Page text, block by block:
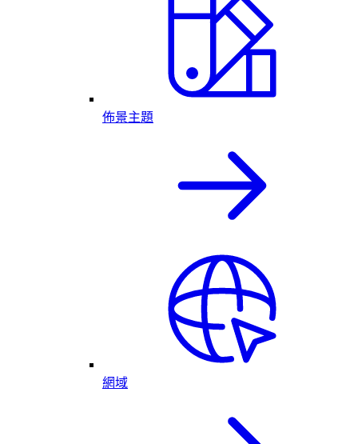
佈景主題
網域